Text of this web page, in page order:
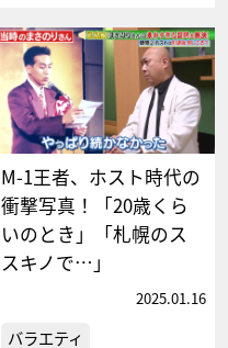
M-1王者、ホスト時代の
衝撃写真！「20歳くら
いのとき」「札幌のス
スキノで…」
2025.01.16
バラエティ